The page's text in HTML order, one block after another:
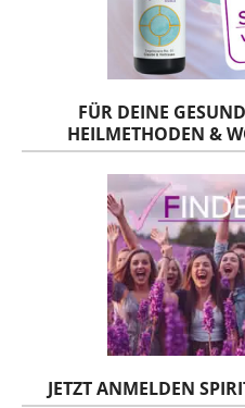
FÜR DEINE
HEILMETHODEN &
JETZT ANMELDEN